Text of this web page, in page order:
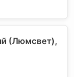
(Люмсвет),